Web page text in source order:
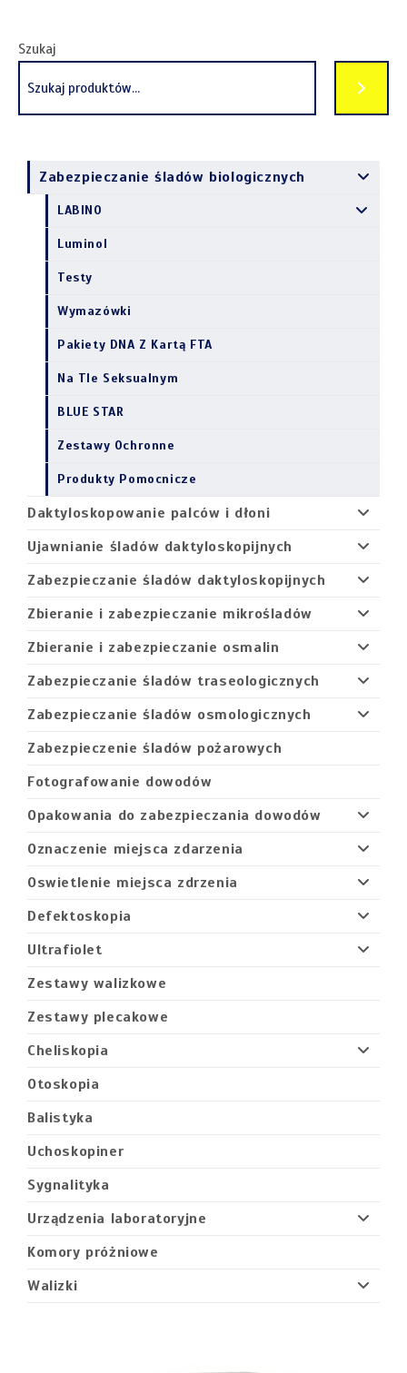
Szukaj
Daktyloskopowanie palców i dłoni
Ujawnianie śladów daktyloskopijnych
Zabezpieczanie śladów daktyloskopijnych
Zbieranie i zabezpieczanie mikrośladów
Zbieranie i zabezpieczanie osmalin
Zabezpieczanie śladów traseologicznych
Zabezpieczanie śladów osmologicznych
Zabezpieczanie śladów biologicznych
LABINO
Luminol
Testy
Wymazówki
Pakiety DNA Z Kartą FTA
Na Tle Seksualnym
BLUE STAR
Zestawy Ochronne
Produkty Pomocnicze
Zabezpieczenie śladów pożarowych
Fotografowanie dowodów
Opakowania do zabezpieczania dowodów
Oznaczenie miejsca zdarzenia
Oswietlenie miejsca zdrzenia
Defektoskopia
Ultrafiolet
Zestawy walizkowe
Zestawy plecakowe
Cheliskopia
Otoskopia
Balistyka
Uchoskopiner
Sygnalityka
Urządzenia laboratoryjne
Komory próżniowe
Walizki